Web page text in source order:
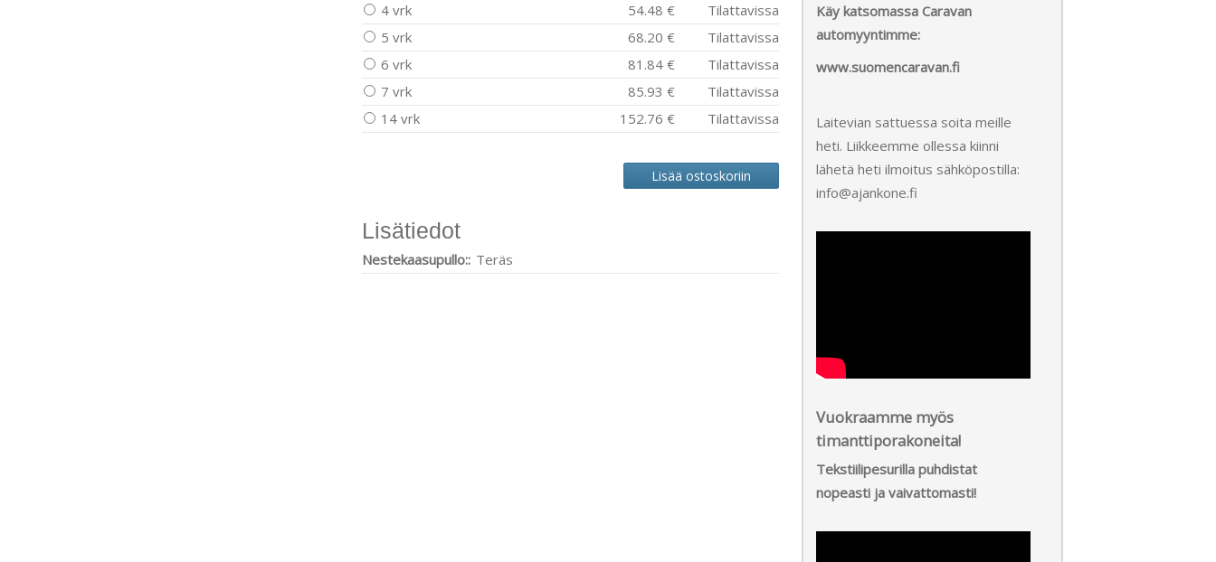
4 vrk
54.48 €
Tilattavissa
5 vrk
68.20 €
Tilattavissa
6 vrk
81.84 €
Tilattavissa
7 vrk
85.93 €
Tilattavissa
14 vrk
152.76 € Tilattavissa
Lisätiedot
Nestekaasupullo:: Teräs
Käy katsomassa Caravan
automyyntimme:
www.suomencaravan.fi
Laitevian sattuessa soita meille
heti. Liikkeemme ollessa kiinni
lähetä heti ilmoitus sähköpostilla:
info@ajankone.fi
Vuokraamme myös
timanttiporakoneita!
Tekstiilipesurilla puhdistat
nopeasti ja vaivattomasti!